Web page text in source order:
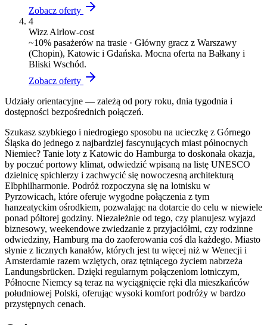
Zobacz oferty
4
Wizz Airlow-cost
~10% pasażerów na trasie · Główny gracz z Warszawy
(Chopin), Katowic i Gdańska. Mocna oferta na Bałkany i
Bliski Wschód.
Zobacz oferty
Udziały orientacyjne — zależą od pory roku, dnia tygodnia i
dostępności bezpośrednich połączeń.
Szukasz szybkiego i niedrogiego sposobu na ucieczkę z Górnego
Śląska do jednego z najbardziej fascynujących miast północnych
Niemiec? Tanie loty z Katowic do Hamburga to doskonała okazja,
by poczuć portowy klimat, odwiedzić wpisaną na listę UNESCO
dzielnicę spichlerzy i zachwycić się nowoczesną architekturą
Elbphilharmonie. Podróż rozpoczyna się na lotnisku w
Pyrzowicach, które oferuje wygodne połączenia z tym
hanzeatyckim ośrodkiem, pozwalając na dotarcie do celu w niewiele
ponad półtorej godziny. Niezależnie od tego, czy planujesz wyjazd
biznesowy, weekendowe zwiedzanie z przyjaciółmi, czy rodzinne
odwiedziny, Hamburg ma do zaoferowania coś dla każdego. Miasto
słynie z licznych kanałów, których jest tu więcej niż w Wenecji i
Amsterdamie razem wziętych, oraz tętniącego życiem nabrzeża
Landungsbrücken. Dzięki regularnym połączeniom lotniczym,
Północne Niemcy są teraz na wyciągnięcie ręki dla mieszkańców
południowej Polski, oferując wysoki komfort podróży w bardzo
przystępnych cenach.